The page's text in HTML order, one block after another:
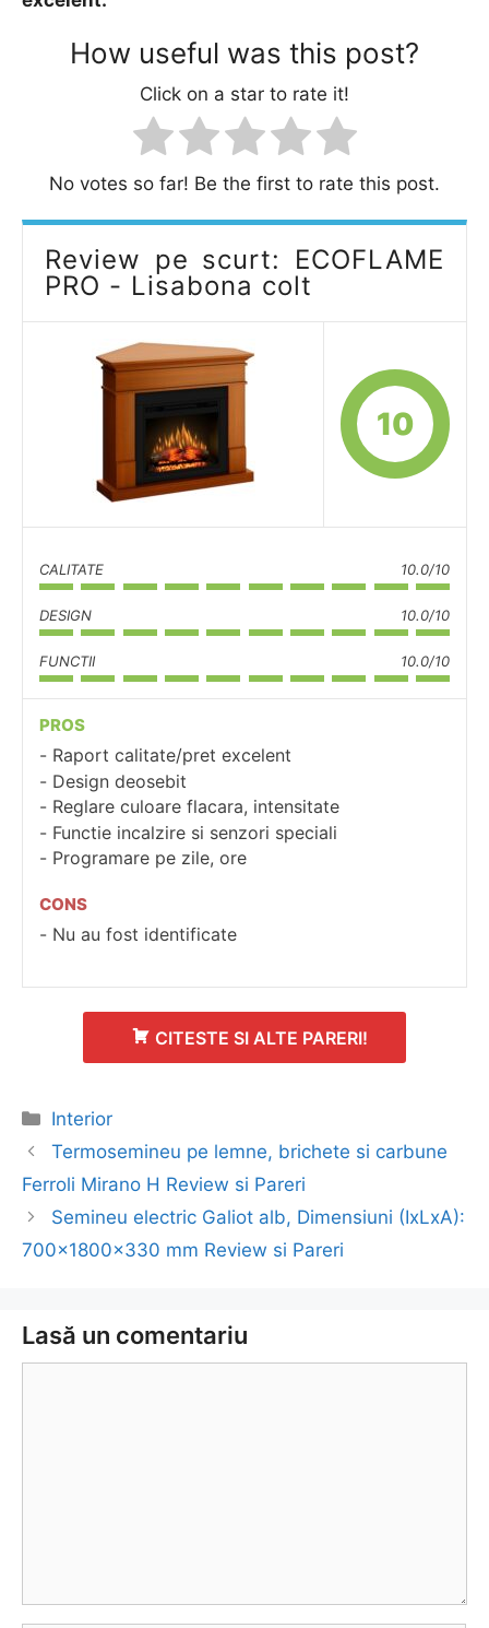
How useful was this post?
Click on a star to rate it!
No votes so far! Be the first to rate this post.
Review pe scurt: ECOFLAME
PRO - Lisabona colt
10
CALITATE 10.0/10
DESIGN 10.0/10
FUNCTII 10.0/10
PROS
Raport calitate/pret excelent
Design deosebit
Reglare culoare flacara, intensitate
Functie incalzire si senzori speciali
Programare pe zile, ore
CONS
Nu au fost identificate
CITESTE SI ALTE PARERI!
Categorii
Interior
Navigare
în
Termosemineu pe lemne, brichete si carbune
Ferroli Mirano H Review si Pareri
Semineu electric Galiot alb, Dimensiuni (IxLxA):
700x1800x330 mm Review si Pareri
Lasă un comentariu